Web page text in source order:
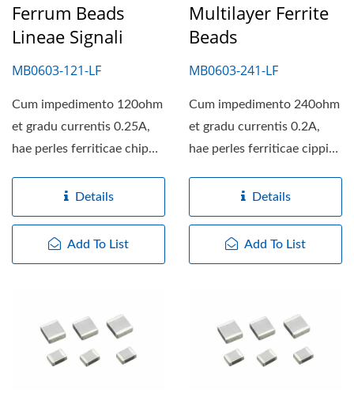
Ferrum Beads
Lineae Signali
MB0603-121-LF
Cum impedimento 120ohm
et gradu currentis 0.25A,
hae perles ferriticae chip
Details
Add To List
Multilayer Ferrite
Beads
MB0603-241-LF
Cum impedimento 240ohm
et gradu currentis 0.2A,
hae perles ferriticae cippis
Details
Add To List